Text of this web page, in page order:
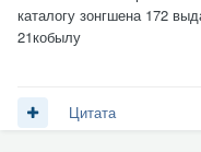
диностенд прогоняли-
уже с заднего
мотоциклов(замеры
"эндуромотов", но
каталогу зонгшена 172
21кобылу
Цитата